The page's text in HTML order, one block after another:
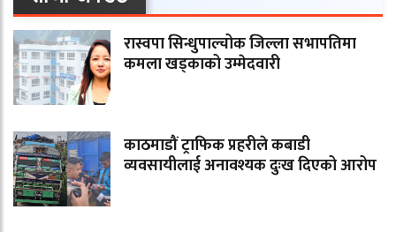
रास्वपा सिन्धुपाल्चोक जिल्ला सभापतिमा
कमला खड्काको उम्मेदवारी
काठमाडौं ट्राफिक प्रहरीले कबाडी
व्यवसायीलाई अनावश्यक दुःख दिएको आरोप